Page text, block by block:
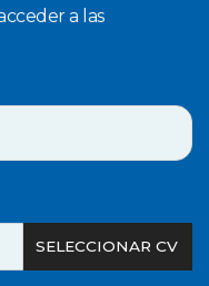
a las
SELECCIONAR CV